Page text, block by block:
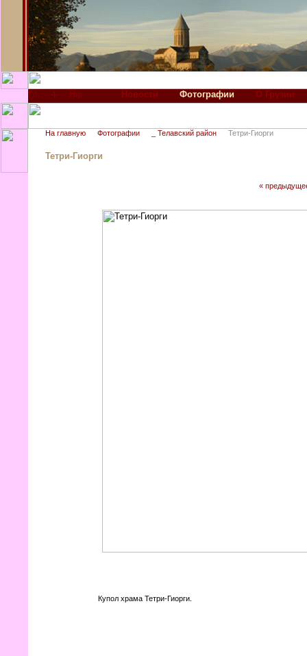
Новости Фотографии О Грузии
На главную Фотографии _ Телавский район Тетри-Гиорги
Тетри-Гиорги
«
Купол храма Тетри-Гиорги.